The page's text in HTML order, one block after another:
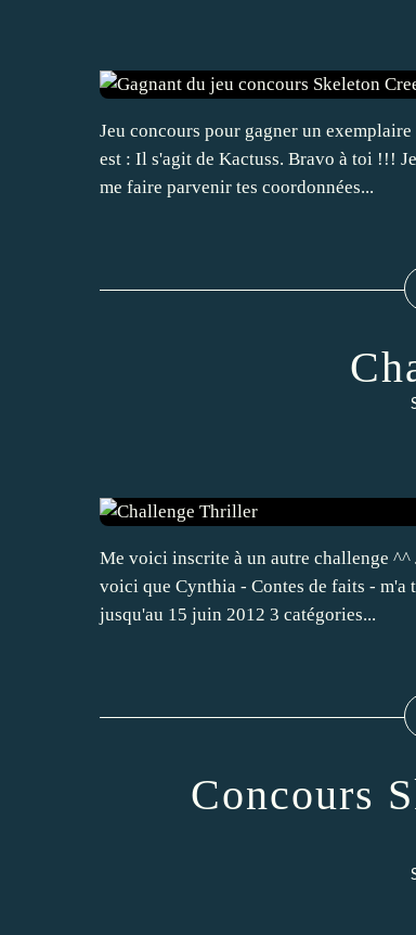
Jeu concours pour gagner un
est : Il s'agit de Kactuss. Bravo à toi !!!
me faire parvenir tes coordonnées...
Me voici inscrite à un autre challenge ^^
voici que Cynthia - Contes de faits -
jusqu'au 15 juin 2012 3 catégories...
Concours